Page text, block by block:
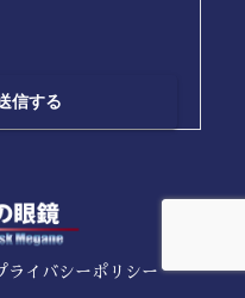
ライバシーポリシー